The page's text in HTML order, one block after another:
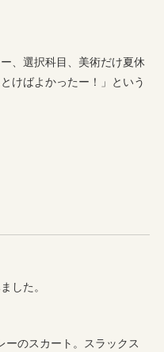
、選択科目、美術だけ夏休
けばよかったー！」という
した。
のスカート。スラックス